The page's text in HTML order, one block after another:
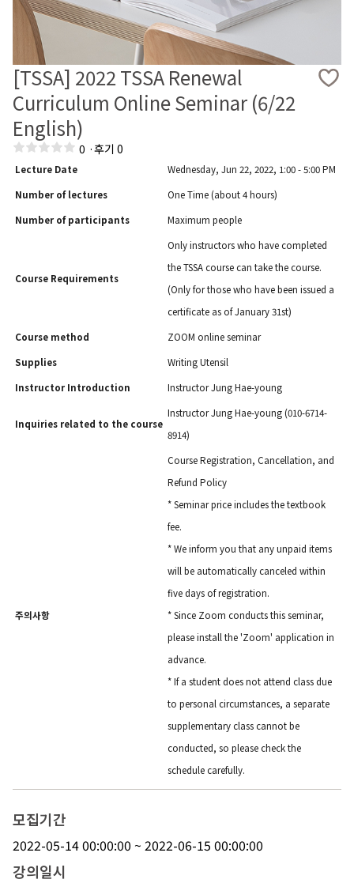
[TSSA] 2022 TSSA Renewal
Curriculum Online Seminar (6/22
English)
0 ·후기 0
Lecture Date
Wednesday, Jun 22, 2022, 1:00 - 5:00 PM
Number of lectures
One Time (about 4 hours)
Number of participants
Maximum people
Course Requirements
Only instructors who have completed
the TSSA course can take the course.
(Only for those who have been issued a
certificate as of January 31st)
Course method
ZOOM online seminar
Supplies
Writing Utensil
Instructor Introduction
Instructor Jung Hae-young
Inquiries related to the course
Instructor Jung Hae-young (010-6714-
8914)
주의사항
Course Registration, Cancellation, and
Refund Policy
* Seminar price includes the textbook
fee.
* We inform you that any unpaid items
will be automatically canceled within
five days of registration.
* Since Zoom conducts this seminar,
please install the 'Zoom' application in
advance.
* If a student does not attend class due
to personal circumstances, a separate
supplementary class cannot be
conducted, so please check the
schedule carefully.
모집기간
2022-05-14 00:00:00 ~ 2022-06-15 00:00:00
강의일시